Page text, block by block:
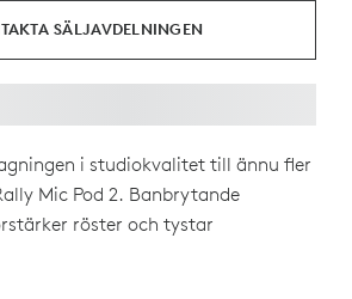
SÄLJAVDELNINGEN
i studiokvalitet till ännu fler
Mic Pod 2. Banbrytande
röster och tystar